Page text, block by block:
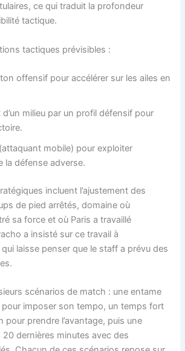
ce qui traduit la profondeur
tactique.
tactiques prévisibles :
offensif pour accélérer sur les ailes en
milieu par un profil défensif pour
mobile) pour exploiter
la défense adverse.
incluent l’ajustement des
de pied arrêtés, domaine où
sa force et où Paris a travaillé
a insisté sur ce travail à
qui laisse penser que le staff a prévu des
scénarios de match : une entame
pour imposer son tempo, un temps fort
pour prendre l’avantage, puis une
dernières minutes avec des